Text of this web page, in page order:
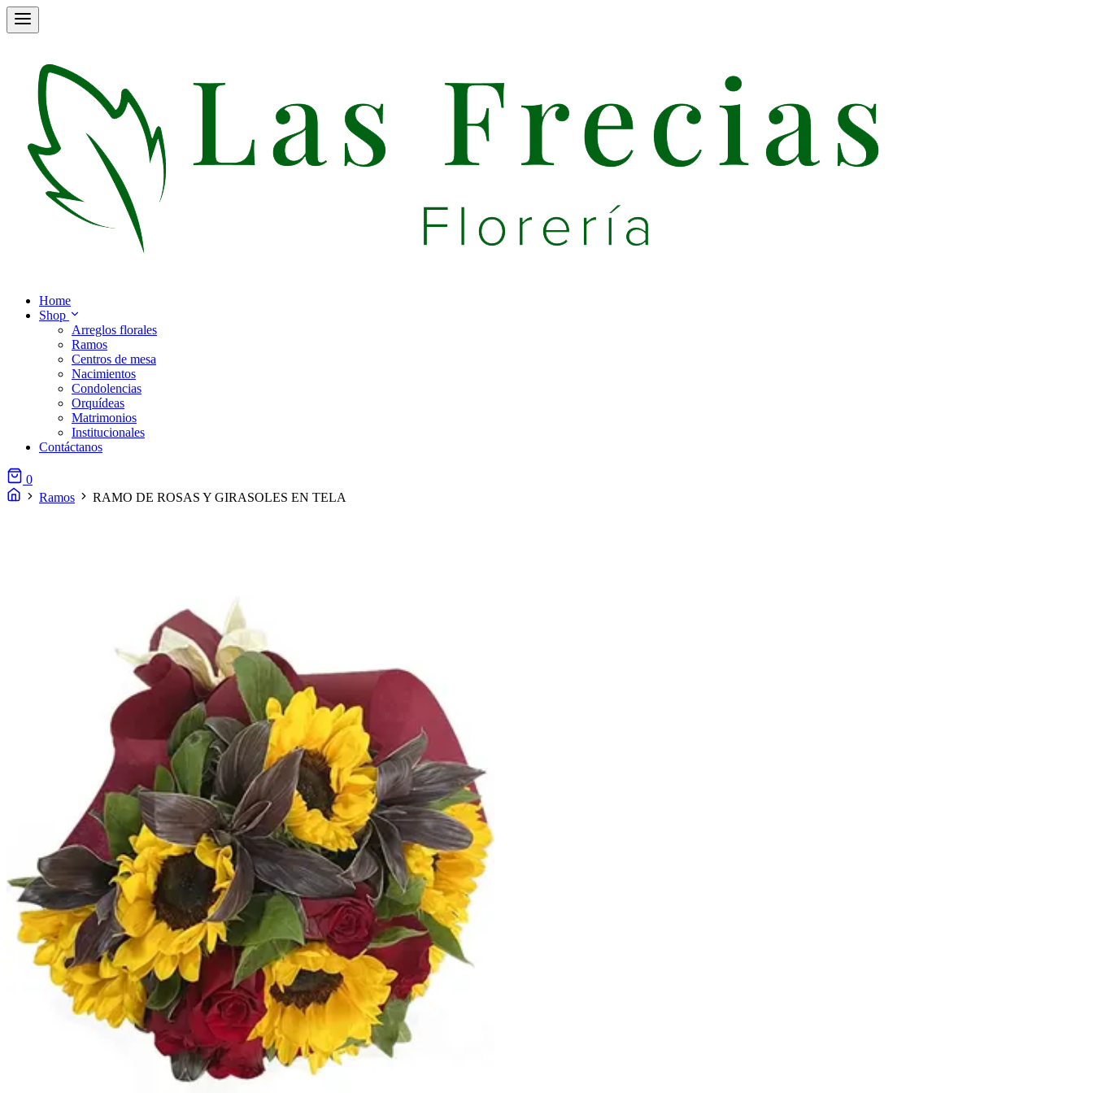
Home
Shop
Arreglos florales
Ramos
Centros de mesa
Nacimientos
Condolencias
Orquídeas
Matrimonios
Institucionales
Contáctanos
0
Ramos
RAMO DE ROSAS Y GIRASOLES EN TELA